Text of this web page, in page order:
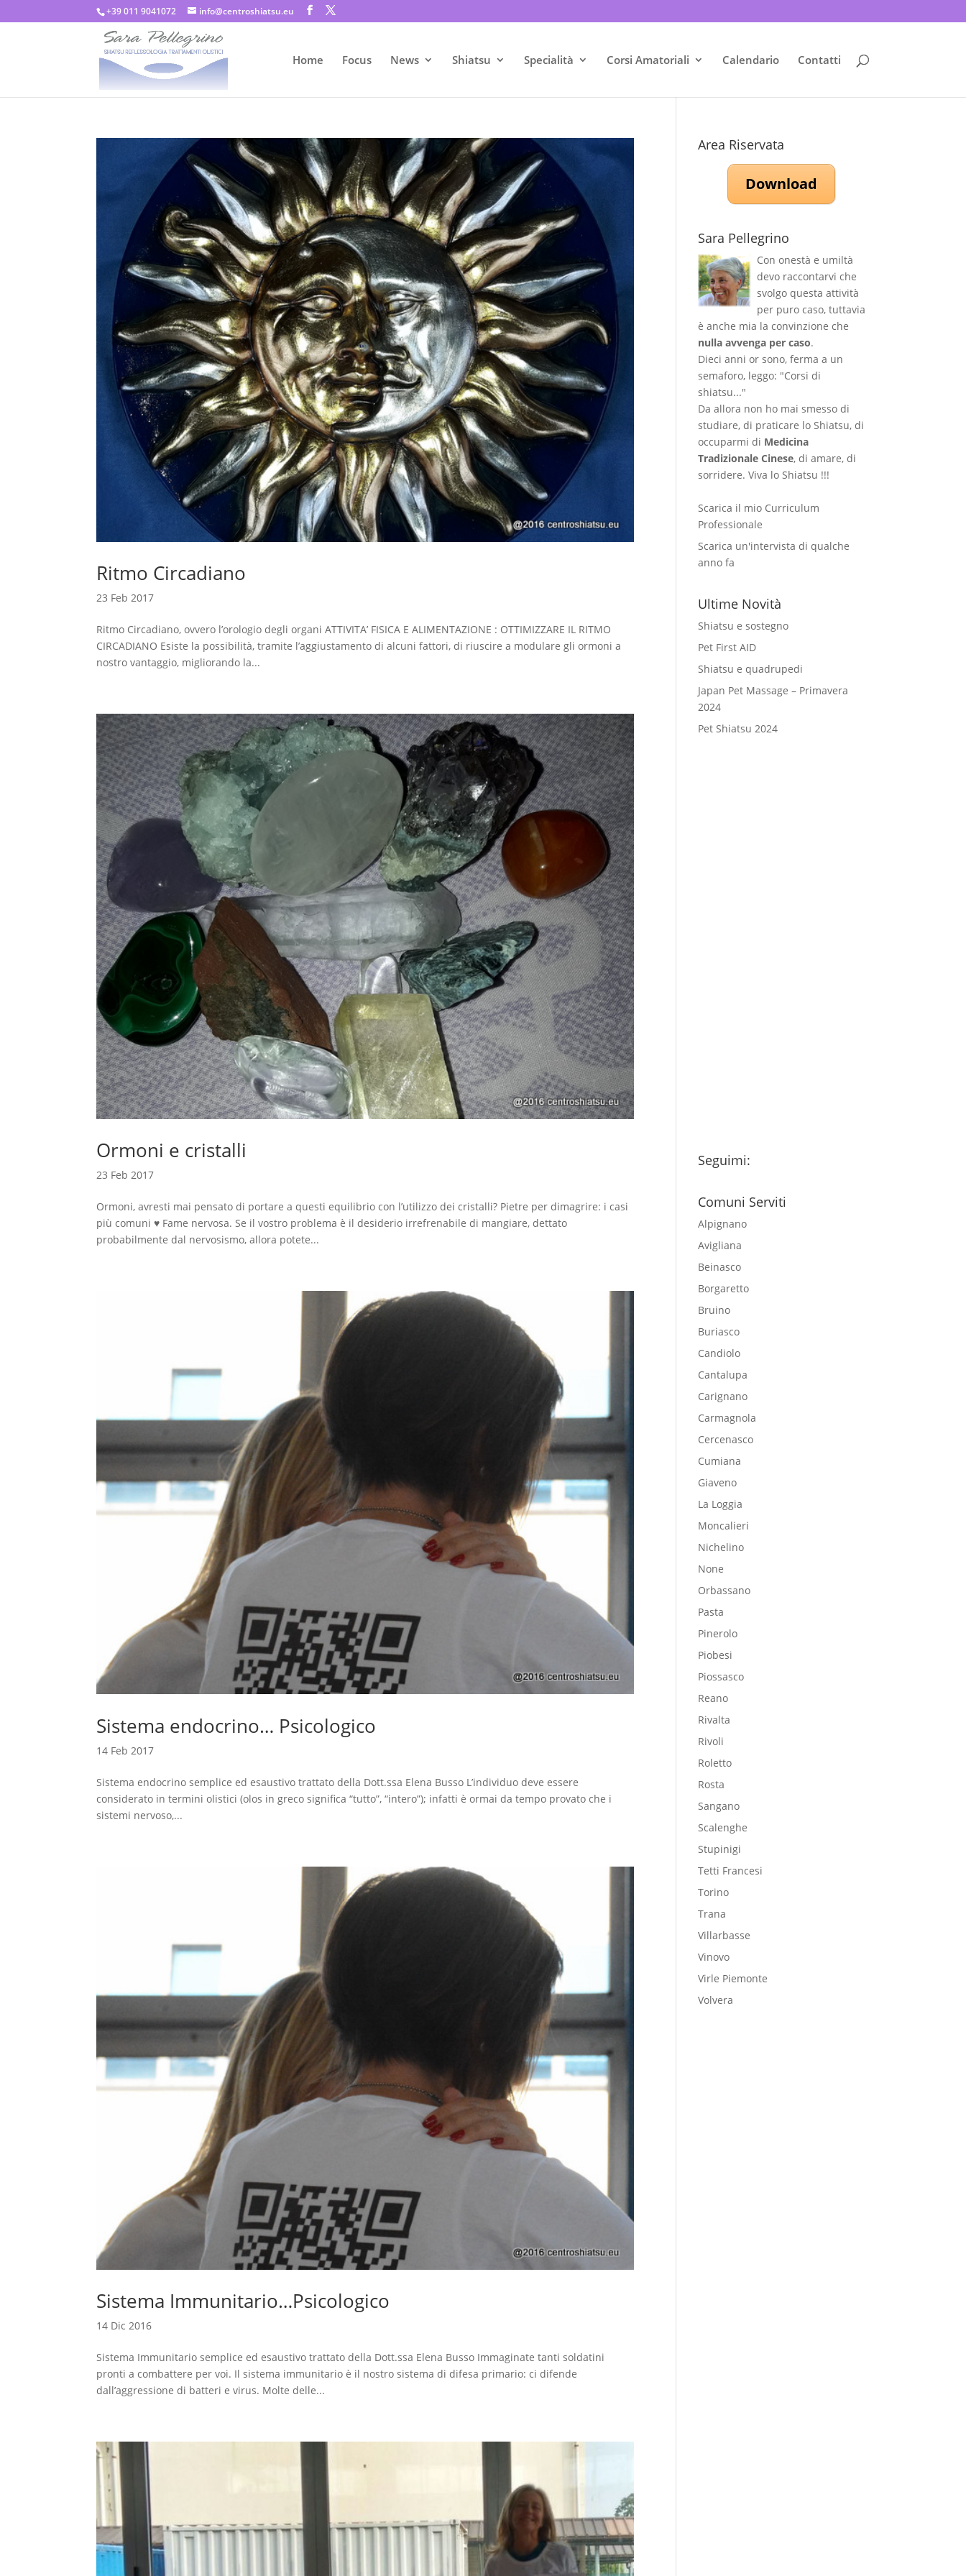
+39 011 9041072 info@centroshiatsu.eu
Home Focus News Shiatsu Specialità Corsi Amatoriali Calendario Contatti
Ritmo Circadiano
23 Feb 2017
Ritmo Circadiano, ovvero l’orologio degli organi ATTIVITA’ FISICA E ALIMENTAZIONE : OTTIMIZZARE IL RITMO
CIRCADIANO Esiste la possibilità, tramite l’aggiustamento di alcuni fattori, di riuscire a modulare gli ormoni a
nostro vantaggio, migliorando la...
Ormoni e cristalli
23 Feb 2017
Ormoni, avresti mai pensato di portare a questi equilibrio con l’utilizzo dei cristalli? Pietre per dimagrire: i casi
più comuni ♥ Fame nervosa. Se il vostro problema è il desiderio irrefrenabile di mangiare, dettato
probabilmente dal nervosismo, allora potete...
Sistema endocrino… Psicologico
14 Feb 2017
Sistema endocrino semplice ed esaustivo trattato della Dott.ssa Elena Busso L’individuo deve essere
considerato in termini olistici (olos in greco significa “tutto”, “intero”); infatti è ormai da tempo provato che i
sistemi nervoso,...
Sistema Immunitario…Psicologico
14 Dic 2016
Sistema Immunitario semplice ed esaustivo trattato della Dott.ssa Elena Busso Immaginate tanti soldatini
pronti a combattere per voi. Il sistema immunitario è il nostro sistema di difesa primario: ci difende
dall’aggressione di batteri e virus. Molte delle...
Area Riservata
Download
Sara Pellegrino
Con onestà e umiltà
devo raccontarvi che
svolgo questa attività
per puro caso, tuttavia
è anche mia la convinzione che
nulla avvenga per caso.
Dieci anni or sono, ferma a un
semaforo, leggo: "Corsi di
shiatsu..."
Da allora non ho mai smesso di
studiare, di praticare lo Shiatsu, di
occuparmi di Medicina
Tradizionale Cinese, di amare, di
sorridere. Viva lo Shiatsu !!!
Scarica il mio Curriculum
Professionale
Scarica un'intervista di qualche
anno fa
Ultime Novità
Shiatsu e sostegno
Pet First AID
Shiatsu e quadrupedi
Japan Pet Massage – Primavera
2024
Pet Shiatsu 2024
Seguimi:
Comuni Serviti
Alpignano
Avigliana
Beinasco
Borgaretto
Bruino
Buriasco
Candiolo
Cantalupa
Carignano
Carmagnola
Cercenasco
Cumiana
Giaveno
La Loggia
Moncalieri
Nichelino
None
Orbassano
Pasta
Pinerolo
Piobesi
Piossasco
Reano
Rivalta
Rivoli
Roletto
Rosta
Sangano
Scalenghe
Stupinigi
Tetti Francesi
Torino
Trana
Villarbasse
Vinovo
Virle Piemonte
Volvera